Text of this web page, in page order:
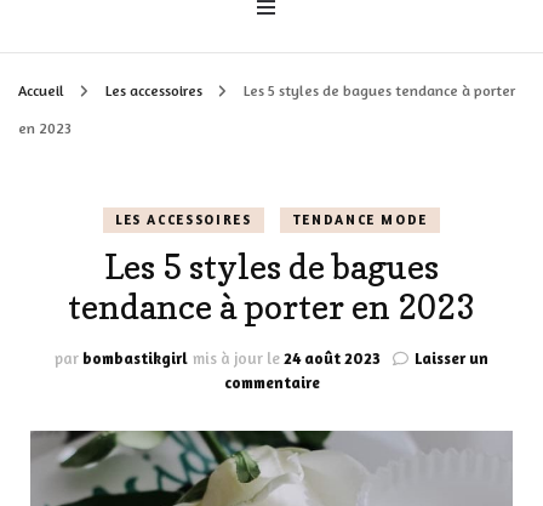
Accueil Les accessoires Les 5 styles de bagues tendance à porter
en 2023
LES ACCESSOIRES TENDANCE MODE
Les 5 styles de bagues
tendance à porter en 2023
par bombastikgirl mis à jour le24 août 2023
Laisser un
commentairesur
5
styles